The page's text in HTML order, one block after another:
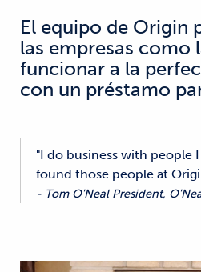
El equipo de Origin
las empresas como
funcionar a la
con un préstamo
"I do business with people
found those people at
- Tom O'Neal President,